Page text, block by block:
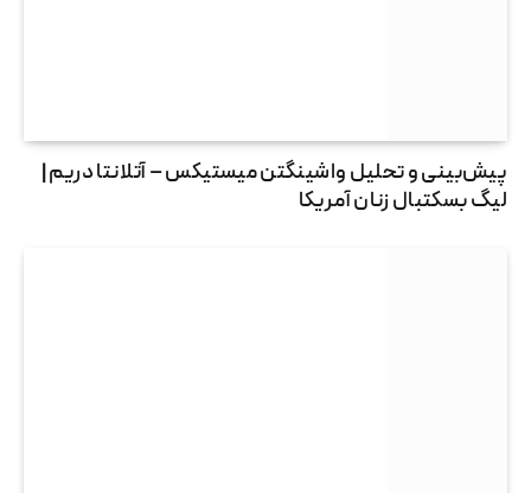
پیش‌بینی و تحلیل واشینگتن میستیکس – آتلانتا دریم |
لیگ بسکتبال زنان آمریکا